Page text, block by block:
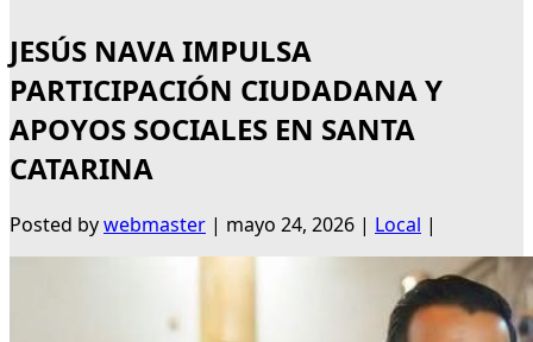
JESÚS NAVA IMPULSA
PARTICIPACIÓN CIUDADANA Y
APOYOS SOCIALES EN SANTA
CATARINA
Posted bywebmaster | mayo 24, 2026 | Local |